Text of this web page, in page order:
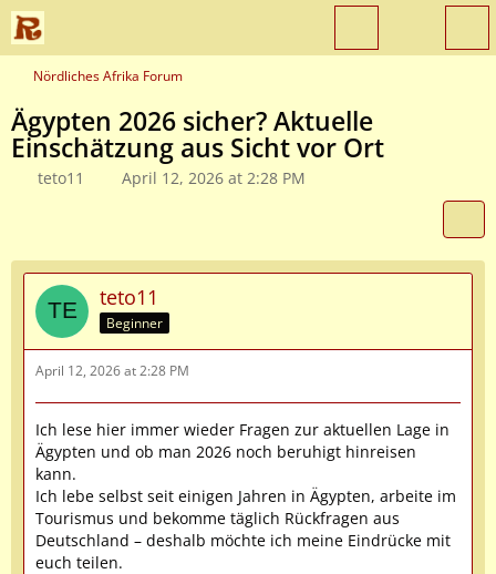
Nördliches Afrika Forum
Ägypten 2026 sicher? Aktuelle
Einschätzung aus Sicht vor Ort
teto11 April 12, 2026 at 2:28 PM
teto11
Beginner
April 12, 2026 at 2:28 PM
Ich lese hier immer wieder Fragen zur aktuellen Lage in
Ägypten und ob man 2026 noch beruhigt hinreisen
kann.
Ich lebe selbst seit einigen Jahren in Ägypten, arbeite im
Tourismus und bekomme täglich Rückfragen aus
Deutschland – deshalb möchte ich meine Eindrücke mit
euch teilen.